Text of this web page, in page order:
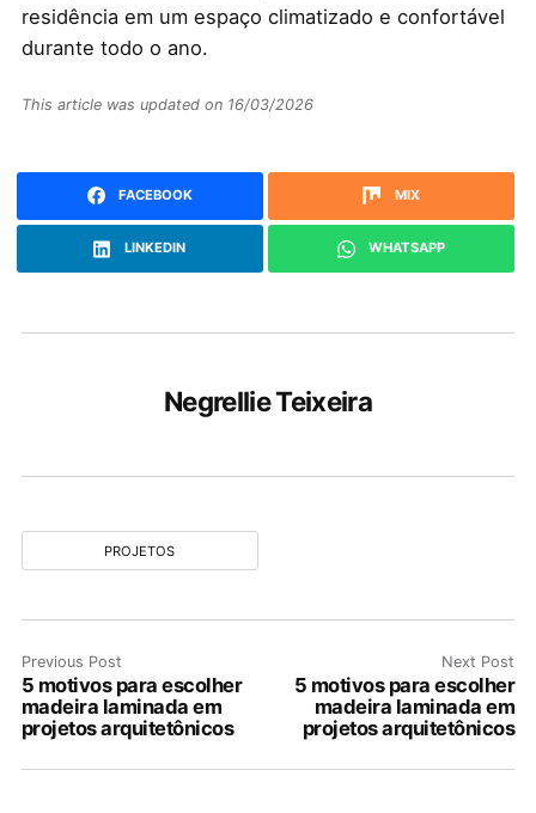
residência em um espaço climatizado e confortável
durante todo o ano.
This article was updated on 16/03/2026
FACEBOOK MIX
LINKEDIN WHATSAPP
Negrellie Teixeira
PROJETOS
Previous Post
5 motivos para escolher
madeira laminada em
projetos arquitetônicos
Next Post
5 motivos para escolher
madeira laminada em
projetos arquitetônicos